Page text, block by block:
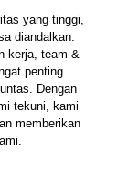
yang tinggi,
diandalkan.
kerja, team &
penting
Dengan
tekuni, kami
memberikan